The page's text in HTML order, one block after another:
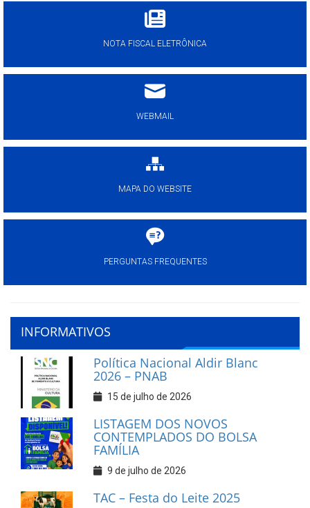
NOTA FISCAL ELETRÔNICA
WEBMAIL
MAPA DO WEBSITE
PERGUNTAS FREQUENTES
INFORMATIVOS
Política Nacional Aldir Blanc
2026 – PNAB
15 de julho de 2026
LISTAGEM DOS NOVOS
CONTEMPLADOS DO BOLSA
FAMÍLIA
9 de julho de 2026
TAC – Festa do Leite 2025